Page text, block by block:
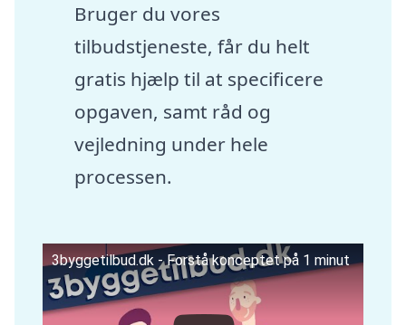
Bruger du vores
tilbudstjeneste, får du helt
gratis hjælp til at specificere
opgaven, samt råd og
vejledning under hele
processen.
3byggetilbud.dk - Forstå konceptet på 1 minut